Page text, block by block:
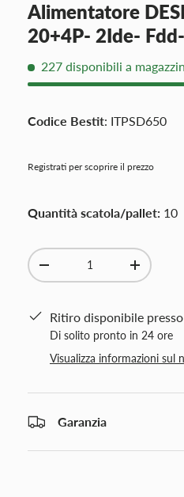
Alimentatore
20+4P- 2Ide-
227 disponibili a
Codice Bestit: ITPSD650
Registrati per scoprire il prezzo
Quantità scatola/pallet: 10
Q.tà
-
+
Ritiro disponibile presso
Di solito pronto in 24 ore
Visualizza informazioni sul
Garanzia